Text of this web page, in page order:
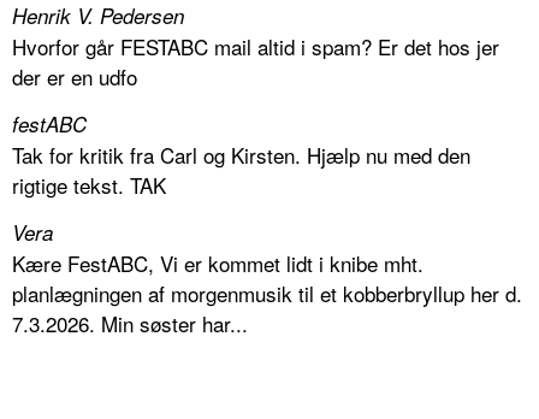
Henrik V. Pedersen
Hvorfor går FESTABC mail altid i spam? Er det hos jer
der er en udfo
festABC
Tak for kritik fra Carl og Kirsten. Hjælp nu med den
rigtige tekst. TAK
Vera
Kære FestABC, Vi er kommet lidt i knibe mht.
planlægningen af morgenmusik til et kobberbryllup her d.
7.3.2026. Min søster har...